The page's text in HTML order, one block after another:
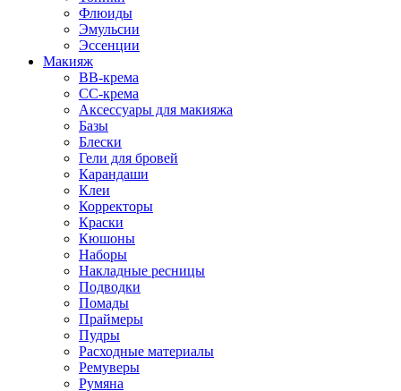
Флюиды
Эмульсии
Эссенции
Макияж
BB-крема
CC-крема
Аксессуары для макияжа
Базы
Блески
Гели для бровей
Карандаши
Клеи
Корректоры
Краски
Кюшоны
Наборы
Накладные ресницы
Подводки
Помады
Праймеры
Пудры
Расходные материалы
Ремуверы
Румяна